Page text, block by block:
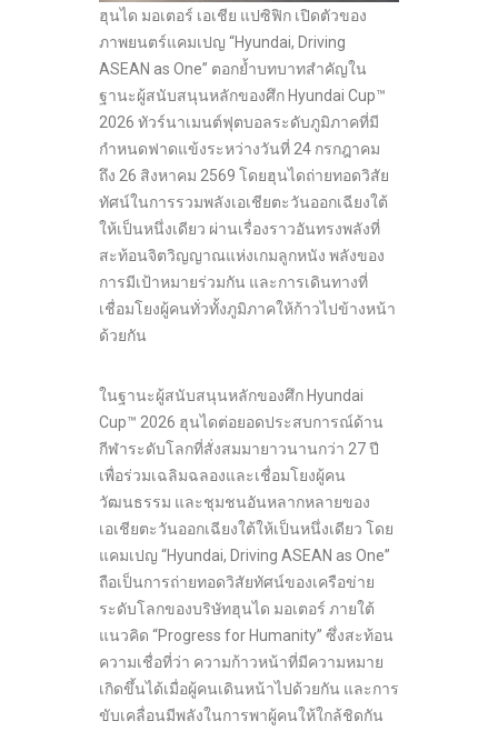
ฮุนได มอเตอร์ เอเชีย แปซิฟิก เปิดตัวของ
ภาพยนตร์แคมเปญ “Hyundai, Driving
ASEAN as One” ตอกย้ำบทบาทสำคัญใน
ฐานะผู้สนับสนุนหลักของศึก Hyundai Cup™
2026 ทัวร์นาเมนต์ฟุตบอลระดับภูมิภาคที่มี
กำหนดฟาดแข้งระหว่างวันที่ 24 กรกฎาคม
ถึง 26 สิงหาคม 2569 โดยฮุนไดถ่ายทอดวิสัย
ทัศน์ในการรวมพลังเอเชียตะวันออกเฉียงใต้
ให้เป็นหนึ่งเดียว ผ่านเรื่องราวอันทรงพลังที่
สะท้อนจิตวิญญาณแห่งเกมลูกหนัง พลังของ
การมีเป้าหมายร่วมกัน และการเดินทางที่
เชื่อมโยงผู้คนทั่วทั้งภูมิภาคให้ก้าวไปข้างหน้า
ด้วยกัน
ในฐานะผู้สนับสนุนหลักของศึก Hyundai
Cup™ 2026 ฮุนไดต่อยอดประสบการณ์ด้าน
กีฬาระดับโลกที่สั่งสมมายาวนานกว่า 27 ปี
เพื่อร่วมเฉลิมฉลองและเชื่อมโยงผู้คน
วัฒนธรรม และชุมชนอันหลากหลายของ
เอเชียตะวันออกเฉียงใต้ให้เป็นหนึ่งเดียว โดย
แคมเปญ “Hyundai, Driving ASEAN as One”
ถือเป็นการถ่ายทอดวิสัยทัศน์ของเครือข่าย
ระดับโลกของบริษัทฮุนได มอเตอร์ ภายใต้
แนวคิด “Progress for Humanity” ซึ่งสะท้อน
ความเชื่อที่ว่า ความก้าวหน้าที่มีความหมาย
เกิดขึ้นได้เมื่อผู้คนเดินหน้าไปด้วยกัน และการ
ขับเคลื่อนมีพลังในการพาผู้คนให้ใกล้ชิดกัน